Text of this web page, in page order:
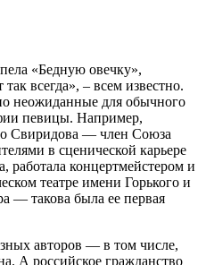
«Бедную овечку»,
всегда», – всем известно.
неожиданные для обычного
певицы. Например,
Свиридова — член Союза
в сценической карьере
работала концертмейстером и
театре имени Горького и
— такова была ее первая
авторов — в том числе,
А российское гражданство